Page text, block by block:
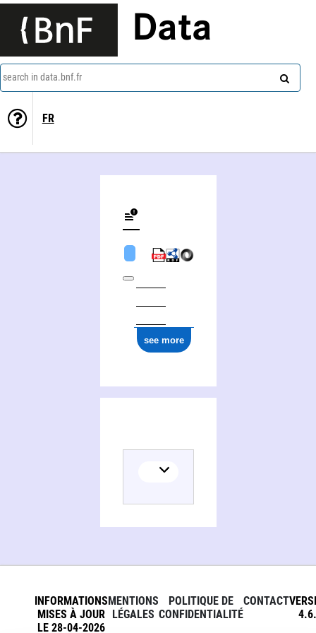
Data
search in data.bnf.fr
FR
see more
INFORMATIONS
MISES À JOUR
LE 28-04-2026
MENTIONS
LÉGALES
POLITIQUE DE
CONFIDENTIALITÉ
CONTACT